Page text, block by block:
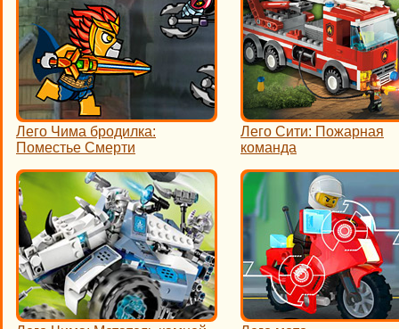
Лего Чима бродилка:
Поместье Смерти
Лего Сити: Пожарная
команда